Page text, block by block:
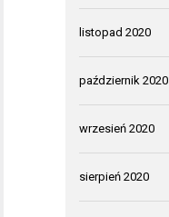
listopad 2020
październik 2020
wrzesień 2020
sierpień 2020